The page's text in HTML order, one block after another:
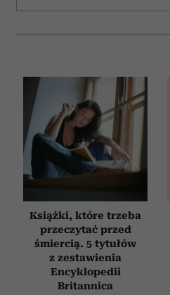
Książki, które trzeba
przeczytać przed
śmiercią. 5 tytułów
z zestawienia
Encyklopedii
Britannica